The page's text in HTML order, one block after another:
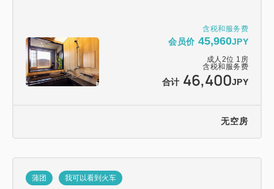
除了环境保护之外，植树造林运动也极大地促进了肯尼
亚社会的减贫、妇女地位的提升以及民主化进程。
*此“勿忘我”活动不享受税收减免。
尽享主厨精心烹制的怀石料理。
含税和服务费
会员价 45,960JPY
成人 2位 1 房
含税和服务费
合计 46,400JPY
无空房
蒲团 我可以看到火车